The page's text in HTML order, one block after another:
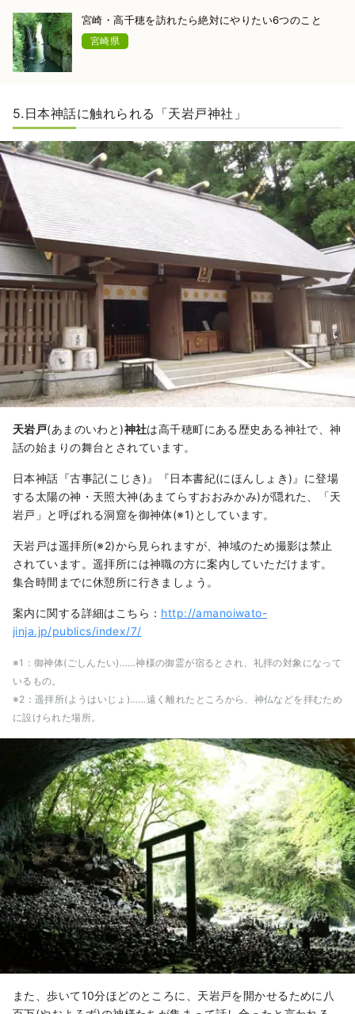
宮崎・高千穂を訪れたら絶対にやりたい6つのこと
宮崎県
5.日本神話に触れられる「天岩戸神社」
天岩戸(あまのいわと)神社は高千穂町にある歴史ある神社で、神
話の始まりの舞台とされています。
日本神話『古事記(こじき)』『日本書紀(にほんしょき)』に登場
する太陽の神・天照大神(あまてらすおおみかみ)が隠れた、「天
岩戸」と呼ばれる洞窟を御神体(※1)としています。
天岩戸は遥拝所(※2)から見られますが、神域のため撮影は禁止
されています。遥拝所には神職の方に案内していただけます。
集合時間までに休憩所に行きましょう。
案内に関する詳細はこちら： http://amanoiwato-
jinja.jp/publics/index/7/
※1：御神体(ごしんたい)……神様の御霊が宿るとされ、礼拝の対象になって
いるもの。
※2：遥拝所(ようはいじょ)……遠く離れたところから、神仏などを拝むため
に設けられた場所。
また、歩いて10分ほどのところに、天岩戸を開かせるために八